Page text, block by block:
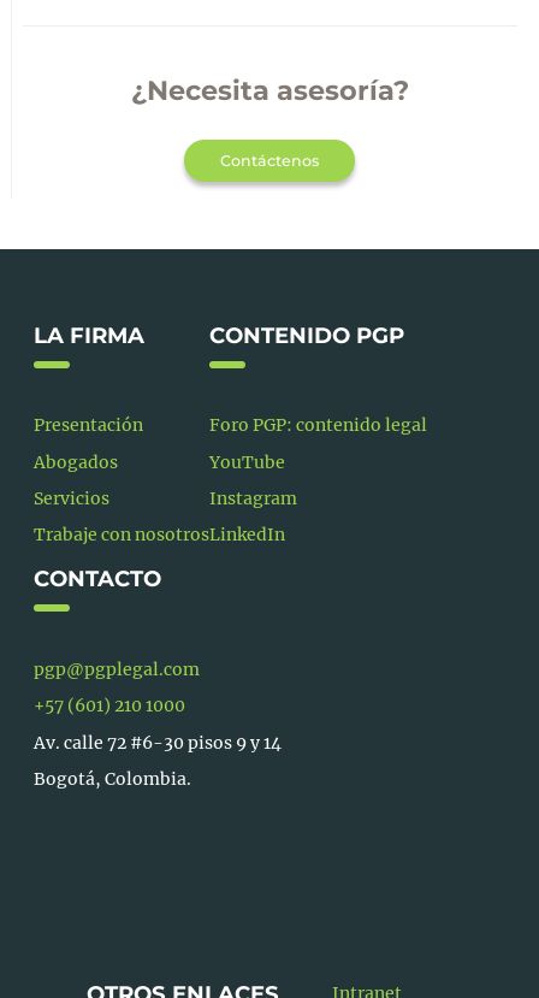
¿Necesita asesoría?
Contáctenos
LA FIRMA
Presentación
Abogados
Servicios
Trabaje con nosotros
CONTENIDO PGP
Foro PGP: contenido legal
YouTube
Instagram
LinkedIn
CONTACTO
pgp@pgplegal.com
+57 (601) 210 1000
Av. calle 72 #6-30 pisos 9 y 14
Bogotá, Colombia.
Intranet